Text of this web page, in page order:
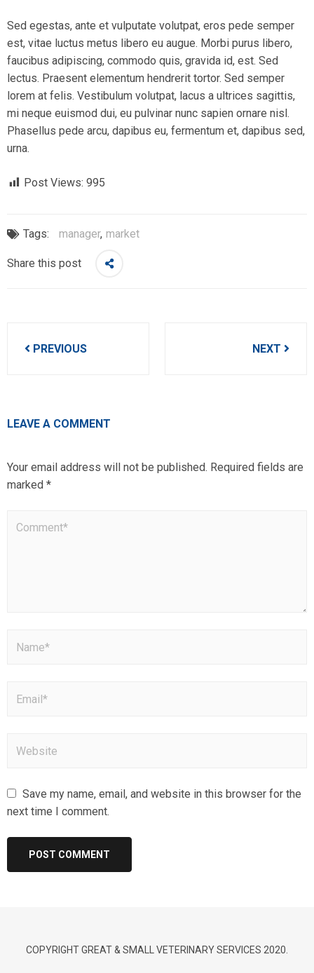
Sed egestas, ante et vulputate volutpat, eros pede semper
est, vitae luctus metus libero eu augue. Morbi purus libero,
faucibus adipiscing, commodo quis, gravida id, est. Sed
lectus. Praesent elementum hendrerit tortor. Sed semper
lorem at felis. Vestibulum volutpat, lacus a ultrices sagittis,
mi neque euismod dui, eu pulvinar nunc sapien ornare nisl.
Phasellus pede arcu, dapibus eu, fermentum et, dapibus sed,
urna.
Post Views: 995
Tags: manager, market
Share this post
navigation
PREVIOUS NEXT
LEAVE A COMMENT
Your email address will not be published. Required fields are
marked *
Save my name, email, and website in this browser for the
next time I comment.
COPYRIGHT GREAT & SMALL VETERINARY SERVICES 2020.